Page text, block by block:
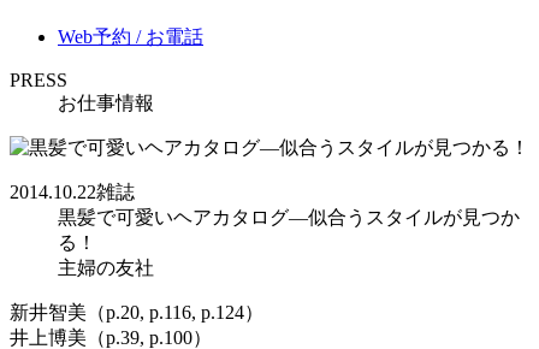
Web予約 / お電話
PRESS
お仕事情報
2014.10.22雑誌
黒髪で可愛いヘアカタログ―似合うスタイルが見つか
る！
主婦の友社
新井智美（p.20, p.116, p.124）
井上博美（p.39, p.100）